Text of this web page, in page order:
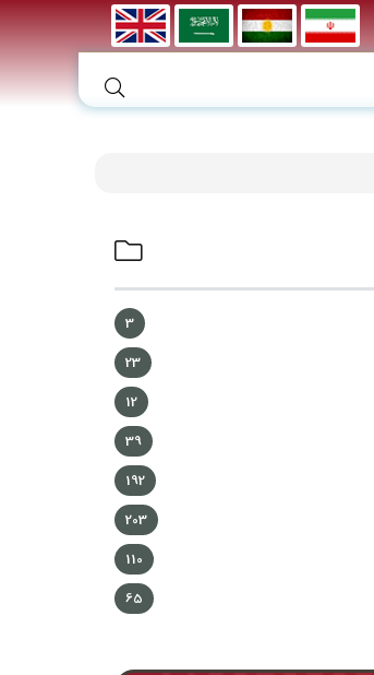
3
23
12
39
192
203
110
65